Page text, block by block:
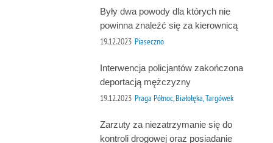
Były dwa powody dla których nie
powinna znaleźć się za kierownicą
19.12.2023 Piaseczno
Interwencja policjantów zakończona
deportacją mężczyzny
19.12.2023 Praga Północ, Białołęka, Targówek
Zarzuty za niezatrzymanie się do
kontroli drogowej oraz posiadanie